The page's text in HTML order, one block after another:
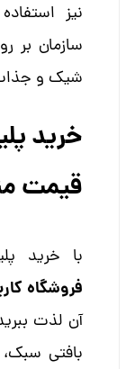
نیز
سازمان بر
شیک و
خرید
قیمت
با خرید
فروشگاه
آن لذت
بافتی